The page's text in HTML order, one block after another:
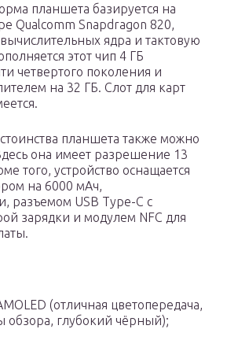
планшета базируется на
Qualcomm Snapdragon 820,
ядра и тактовую
этот чип 4 ГБ
четвертого поколения и
на 32 ГБ. Слот для карт
планшета также можно
она имеет разрешение 13
того, устройство оснащается
на 6000 мАч,
разъемом USB Type-C с
зарядки и модулем NFC для
(отличная цветопередача,
обзора, глубокий чёрный);